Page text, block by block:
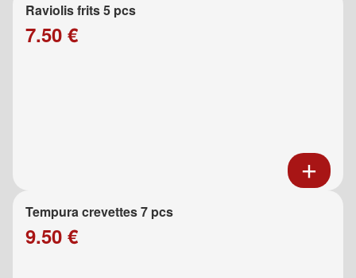
Raviolis frits 5 pcs
7.50 €
Tempura crevettes 7 pcs
9.50 €